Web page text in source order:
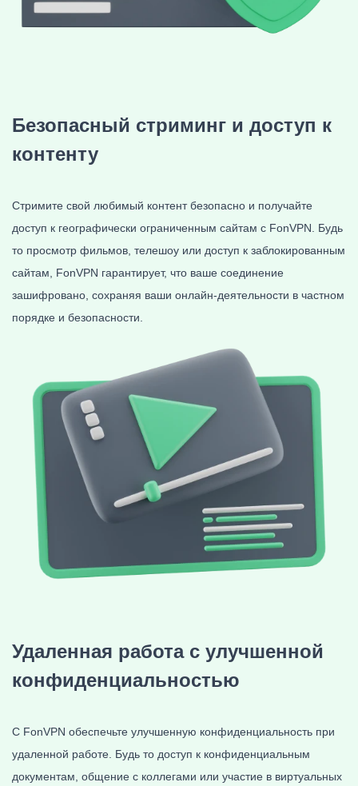
Безопасный стриминг и доступ к
контенту
Стримите свой любимый контент безопасно и получайте
доступ к географически ограниченным сайтам с FonVPN. Будь
то просмотр фильмов, телешоу или доступ к заблокированным
сайтам, FonVPN гарантирует, что ваше соединение
зашифровано, сохраняя ваши онлайн-деятельности в частном
порядке и безопасности.
Удаленная работа с улучшенной
конфиденциальностью
С FonVPN обеспечьте улучшенную конфиденциальность при
удаленной работе. Будь то доступ к конфиденциальным
документам, общение с коллегами или участие в виртуальных